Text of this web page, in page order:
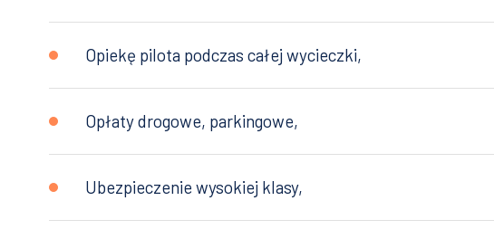
Opiekę pilota podczas całej wycieczki,
Opłaty drogowe, parkingowe,
Ubezpieczenie wysokiej klasy,